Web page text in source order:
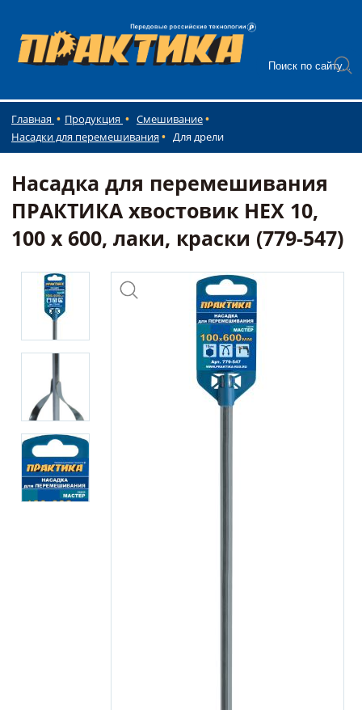
Главная Продукция
Смешивание
Насадки для перемешивания
Для дрели
Насадка для перемешивания
ПРАКТИКА хвостовик НЕХ 10,
100 х 600, лаки, краски (779-547)